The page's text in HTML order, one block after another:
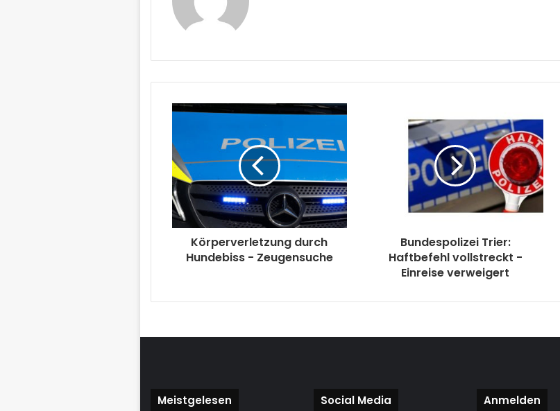
Körperverletzung durch
Hundebiss - Zeugensuche
Bundespolizei Trier:
Haftbefehl vollstreckt -
Einreise verweigert
Meistgelesen Social Media Anmelden